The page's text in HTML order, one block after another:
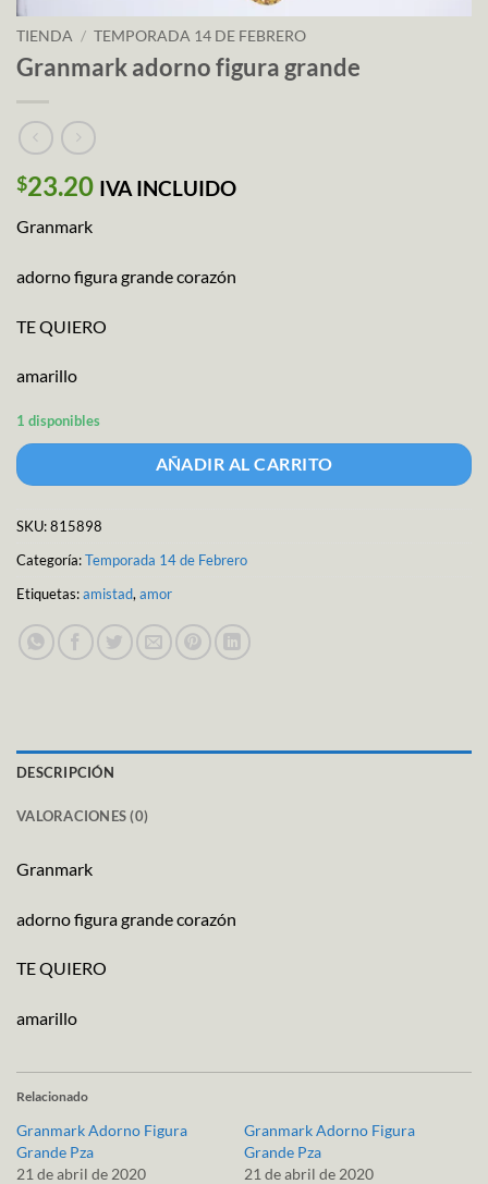
TIENDA / TEMPORADA 14 DE FEBRERO
Granmark adorno figura grande
$23.20 IVA INCLUIDO
Granmark
adorno figura grande corazón
TE QUIERO
amarillo
1 disponibles
AÑADIR AL CARRITO
SKU:815898
Categoría:Temporada 14 de Febrero
Etiquetas:amistad, amor
DESCRIPCIÓN
VALORACIONES (0)
Granmark
adorno figura grande corazón
TE QUIERO
amarillo
Relacionado
Granmark Adorno Figura
Grande Pza
21 de abril de 2020
Granmark Adorno Figura
Grande Pza
21 de abril de 2020